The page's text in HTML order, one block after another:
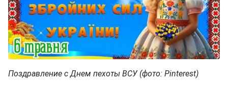
Поздравление с Днем пехоты ВСУ (фото: Pinterest)